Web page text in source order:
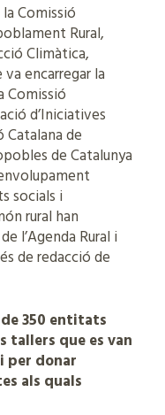
Comissió
Rural,
Climàtica,
encarregar la
Comissió
d’Iniciatives
Catalana de
de Catalunya
socials i
rural han
l’Agenda Rural i
de redacció de
350 entitats
tallers que es van
donar
als quals